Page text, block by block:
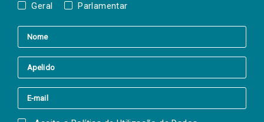
Geral Parlamentar